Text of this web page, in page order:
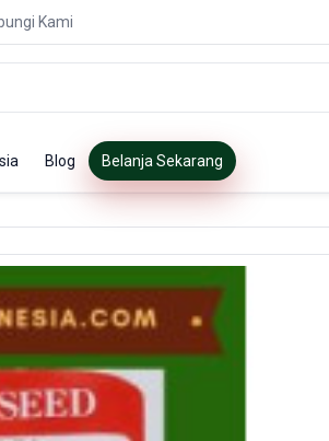
Kami
Blog Belanja Sekarang